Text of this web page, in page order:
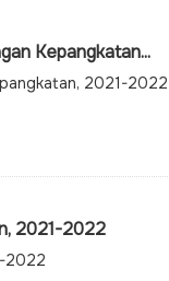
Kepangkatan...
2021-2022
2021-2022
2022